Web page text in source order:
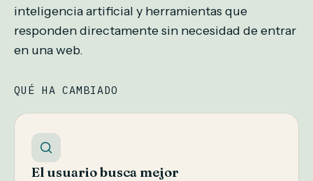
inteligencia artificial y herramientas que
responden directamente sin necesidad de entrar
en una web.
QUÉ HA CAMBIADO
El usuario busca mejor